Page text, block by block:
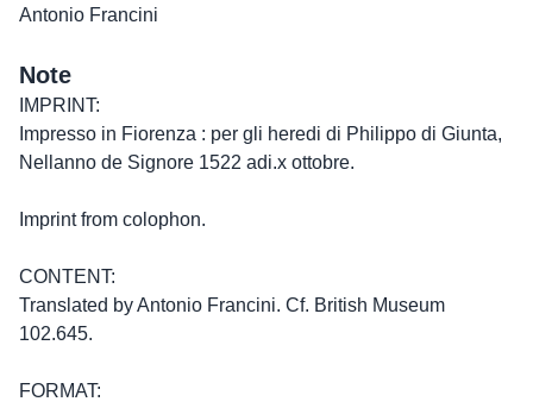
Antonio Francini
Note
IMPRINT:
Impresso in Fiorenza : per gli heredi di Philippo di Giunta,
Nellanno de Signore 1522 adi.x ottobre.
Imprint from colophon.
CONTENT:
Translated by Antonio Francini. Cf. British Museum
102.645.
FORMAT: